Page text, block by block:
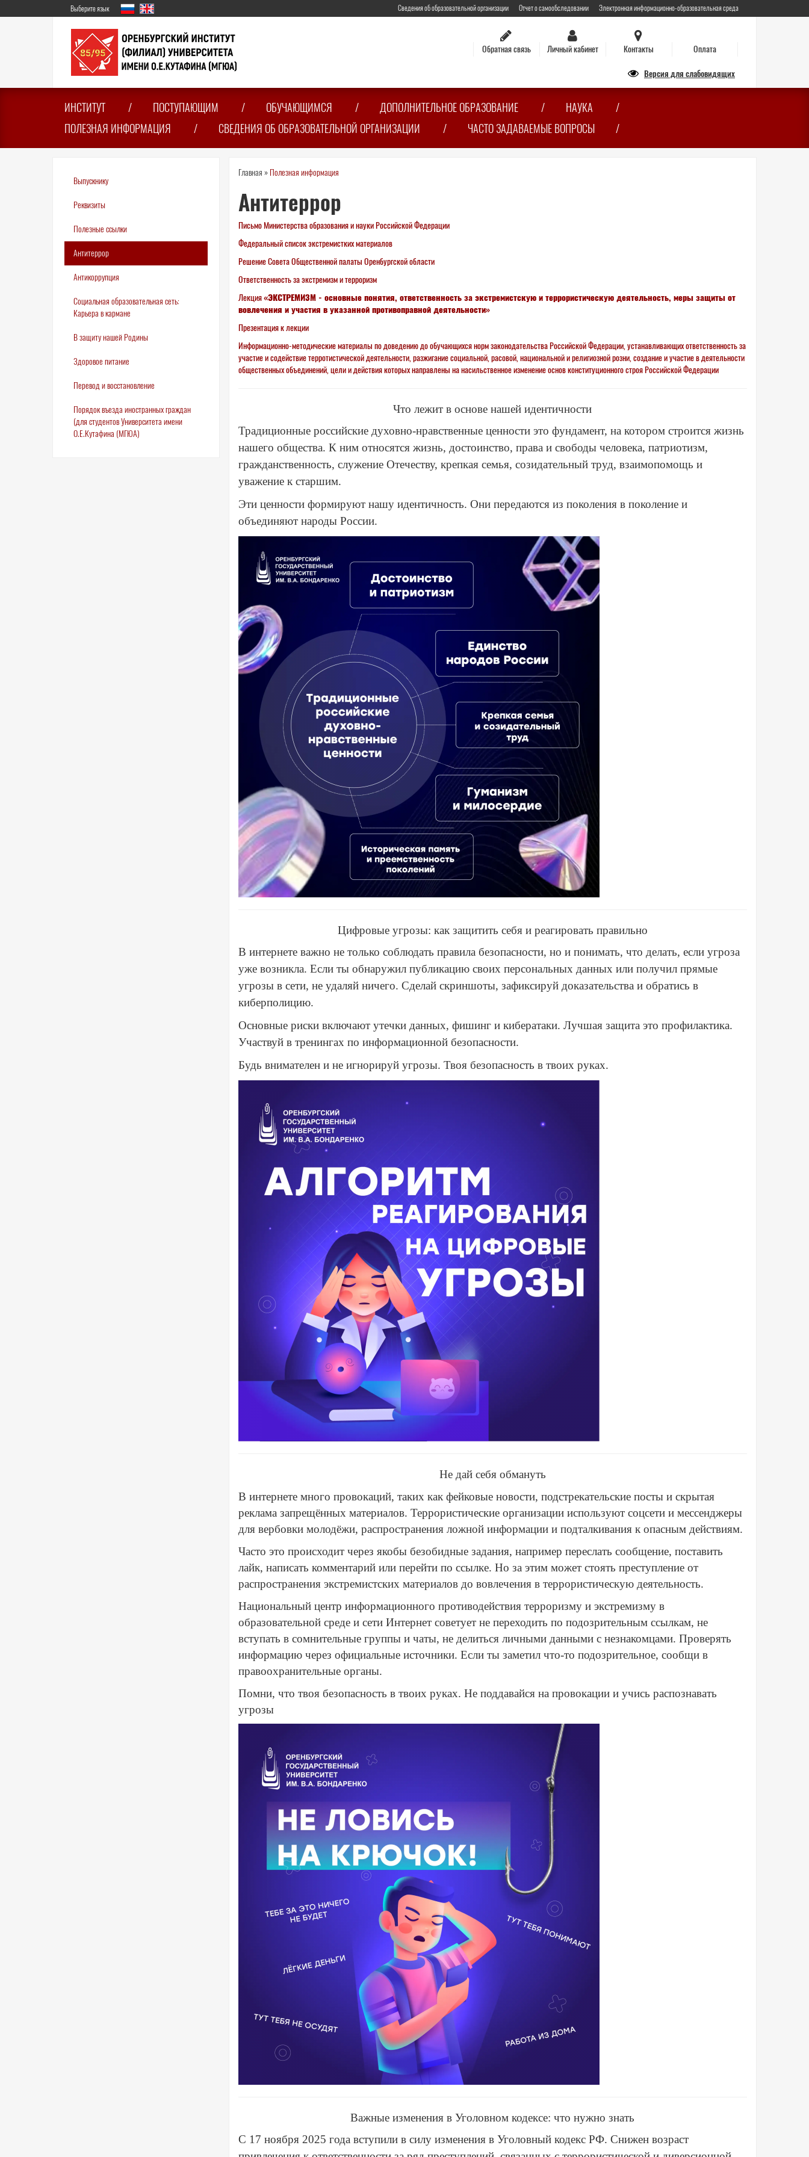
к
Выберите язык Сведения об образовательной организации Отчет о самообследовании Электронная информационно-образовательная среда
Обратная связь Личный кабинет Контакты Оплата
Версия для слабовидящих
ИНСТИТУТ ПОСТУПАЮЩИМ ОБУЧАЮЩИМСЯ ДОПОЛНИТЕЛЬНОЕ ОБРАЗОВАНИЕ
НАУКА
ПОЛЕЗНАЯ ИНФОРМАЦИЯ
СВЕДЕНИЯ ОБ ОБРАЗОВАТЕЛЬНОЙ ОРГАНИЗАЦИИ ЧАСТО ЗАДАВАЕМЫЕ ВОПРОСЫ
Выпускнику
Реквизиты
Полезные ссылки
Антитеррор
Антикоррупция
Социальная образовательная сеть:
Карьера в кармане
В защиту нашей Родины
Здоровое питание
Перевод и восстановление
Порядок въезда иностранных граждан
(для студентов Университета имени
О.Е.Кутафина (МГЮА)
Вы
здесь
Главная » Полезная информация
Антитеррор
Письмо Министерства образования и науки Российской Федерации
Федеральный список экстремистких материалов
Решение Совета Общественной палаты Оренбургской области
Ответственность за экстремизм и терроризм
Лекция«ЭКСТРЕМИЗМ - основные понятия, ответственность за экстремистскую и террористическую деятельность, меры защиты от
вовлечения и участия в указанной противоправной деятельности»
Презентация к лекции
Информационно-методические материалы по доведению до обучающихся норм законодательства Российской Федерации, устанавливающих ответственность за
участие и содействие терротистической деятельности, разжигание социальной, расовой, национальной и религиозной розни, создание и участие в деятельности
общественных объединений, цели и действия которых направлены на насильственное изменение основ конституционного строя Российской Федерации
Что лежит в основе нашей идентичности
Традиционные российские духовно-нравственные ценности это фундамент, на котором строится жизнь
нашего общества. К ним относятся жизнь, достоинство, права и свободы человека, патриотизм,
гражданственность, служение Отечеству, крепкая семья, созидательный труд, взаимопомощь и
уважение к старшим.
Эти ценности формируют нашу идентичность. Они передаются из поколения в поколение и
объединяют народы России.
Цифровые угрозы: как защитить себя и реагировать правильно
В интернете важно не только соблюдать правила безопасности, но и понимать, что делать, если угроза
уже возникла. Если ты обнаружил публикацию своих персональных данных или получил прямые
угрозы в сети, не удаляй ничего. Сделай скриншоты, зафиксируй доказательства и обратись в
киберполицию.
Основные риски включают утечки данных, фишинг и кибератаки. Лучшая защита это профилактика.
Участвуй в тренингах по информационной безопасности.
Будь внимателен и не игнорируй угрозы. Твоя безопасность в твоих руках.
Не дай себя обмануть
В интернете много провокаций, таких как фейковые новости, подстрекательские посты и скрытая
реклама запрещённых материалов. Террористические организации используют соцсети и мессенджеры
для вербовки молодёжи, распространения ложной информации и подталкивания к опасным действиям.
Часто это происходит через якобы безобидные задания, например переслать сообщение, поставить
лайк, написать комментарий или перейти по ссылке. Но за этим может стоять преступление от
распространения экстремистских материалов до вовлечения в террористическую деятельность.
Национальный центр информационного противодействия терроризму и экстремизму в
образовательной среде и сети Интернет советует не переходить по подозрительным ссылкам, не
вступать в сомнительные группы и чаты, не делиться личными данными с незнакомцами. Проверять
информацию через официальные источники. Если ты заметил что-то подозрительное, сообщи в
правоохранительные органы.
Помни, что твоя безопасность в твоих руках. Не поддавайся на провокации и учись распознавать
угрозы
Важные изменения в Уголовном кодексе: что нужно знать
С 17 ноября 2025 года вступили в силу изменения в Уголовный кодекс РФ. Снижен возраст